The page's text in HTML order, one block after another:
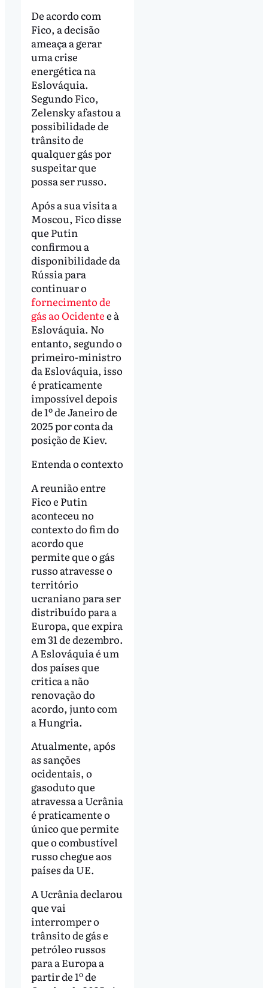
De acordo com
Fico, a decisão
ameaça a gerar
uma crise
energética na
Eslováquia.
Segundo Fico,
Zelensky afastou a
possibilidade de
trânsito de
qualquer gás por
suspeitar que
possa ser russo.
Após a sua visita a
Moscou, Fico disse
que Putin
confirmou a
disponibilidade da
Rússia para
continuar o
fornecimento de
gás ao Ocidentee à
Eslováquia. No
entanto, segundo o
primeiro-ministro
da Eslováquia, isso
é praticamente
impossível depois
de 1º de Janeiro de
2025 por conta da
posição de Kiev.
Entenda o contexto
A reunião entre
Fico e Putin
aconteceu no
contexto do fim do
acordo que
permite que o gás
russo atravesse o
território
ucraniano para ser
distribuído para a
Europa, que expira
em 31 de dezembro.
A Eslováquia é um
dos países que
critica a não
renovação do
acordo, junto com
a Hungria.
Atualmente, após
as sanções
ocidentais, o
gasoduto que
atravessa a Ucrânia
é praticamente o
único que permite
que o combustível
russo chegue aos
países da UE.
A Ucrânia declarou
que vai
interromper o
trânsito de gás e
petróleo russos
para a Europa a
partir de 1º de